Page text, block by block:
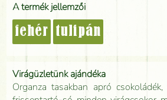
A termék jellemzői
fehér tulipán
Virágüzletünk ajándéka
Organza tasakban apró